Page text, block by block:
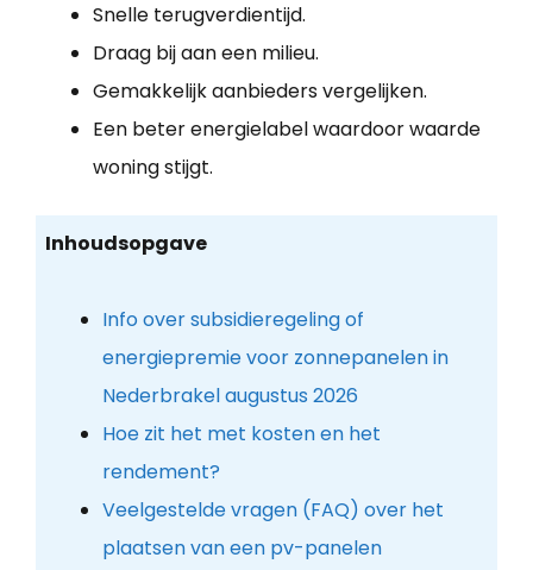
Snelle terugverdientijd.
Draag bij aan een milieu.
Gemakkelijk aanbieders vergelijken.
Een beter energielabel waardoor waarde
woning stijgt.
Inhoudsopgave
Info over subsidieregeling of
energiepremie voor zonnepanelen in
Nederbrakel augustus 2026
Hoe zit het met kosten en het
rendement?
Veelgestelde vragen (FAQ) over het
plaatsen van een pv-panelen